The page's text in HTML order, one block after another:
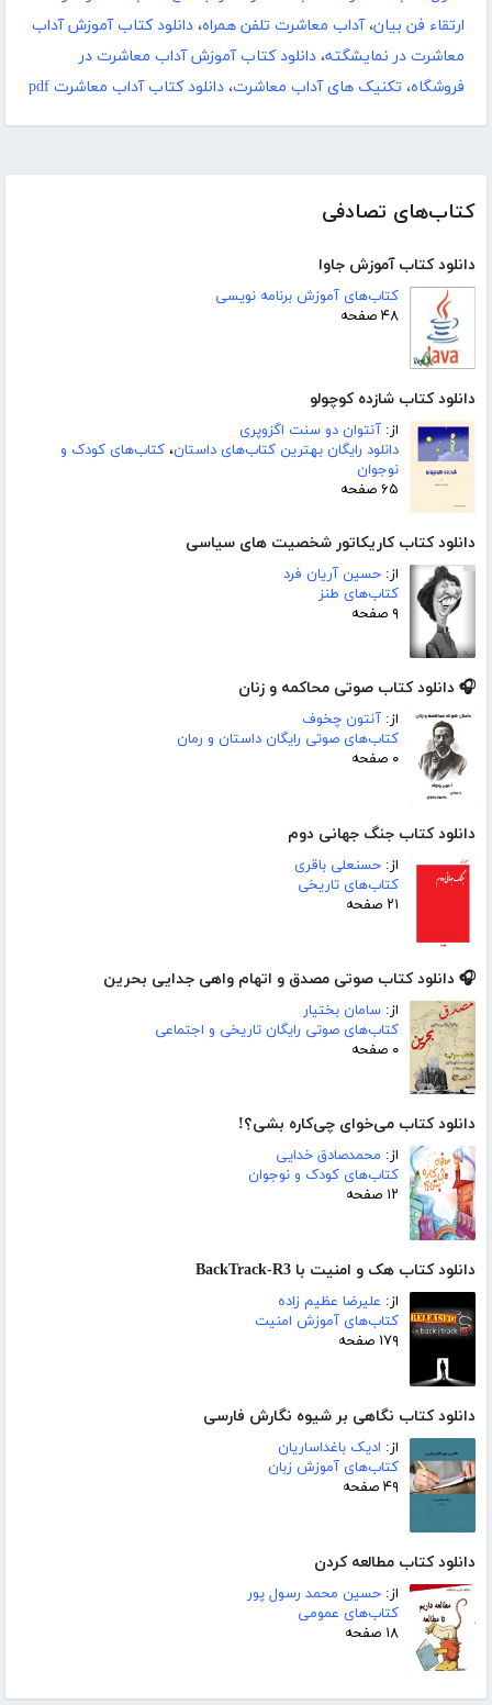
کتاب‌های تصادفی
دانلود کتاب آموزش جاوا
کتاب‌های آموزش برنامه نویسی
۴۸ صفحه
دانلود کتاب شازده کوچولو
از: آنتوان دو سنت اگزوپری
دانلود رایگان بهترین کتاب‌های داستان، کتاب‌های کودک و
نوجوان
۶۵ صفحه
دانلود کتاب کاریکاتور شخصیت های سیاسی
از: حسین آریان فرد
کتاب‌های طنز
۹ صفحه
🎧 دانلود کتاب صوتی محاکمه و زنان
از: آنتون چخوف
کتاب‌های صوتی رایگان داستان و رمان
۰ صفحه
دانلود کتاب جنگ جهانی دوم
از: حسنعلی باقری
کتاب‌های تاریخی
۲۱ صفحه
🎧 دانلود کتاب صوتی مصدق و اتهام واهی جدایی بحرین
از: سامان بختیار
کتاب‌های صوتی رایگان تاریخی و اجتماعی
۰ صفحه
دانلود کتاب می‌خوای چی‌کاره بشی؟!
از: محمدصادق خدایی
کتاب‌های کودک و نوجوان
۱۲ صفحه
دانلود کتاب هک و امنیت با BackTrack-R3
از: علیرضا عظیم زاده
کتاب‌های آموزش امنیت
۱۷۹ صفحه
دانلود کتاب نگاهی بر شیوه نگارش فارسی
از: ادیک باغداساریان
کتاب‌های آموزش زبان
۴۹ صفحه
دانلود کتاب مطالعه کردن
از: حسین محمد رسول پور
کتاب‌های عمومی
۱۸ صفحه
ارتقاء فن بیان،آداب معاشرت تلفن همراه، دانلود کتاب آموزش آداب
معاشرت در نمایشگته، دانلود کتاب آموزش آداب معاشرت در
فروشگاه، تکنیک های آداب معاشرت، دانلود کتاب آداب معاشرت pdf